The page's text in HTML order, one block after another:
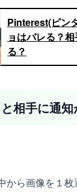
Pinterest(ピン
ョはバレる？
る？
相手に通
から画像を１枚